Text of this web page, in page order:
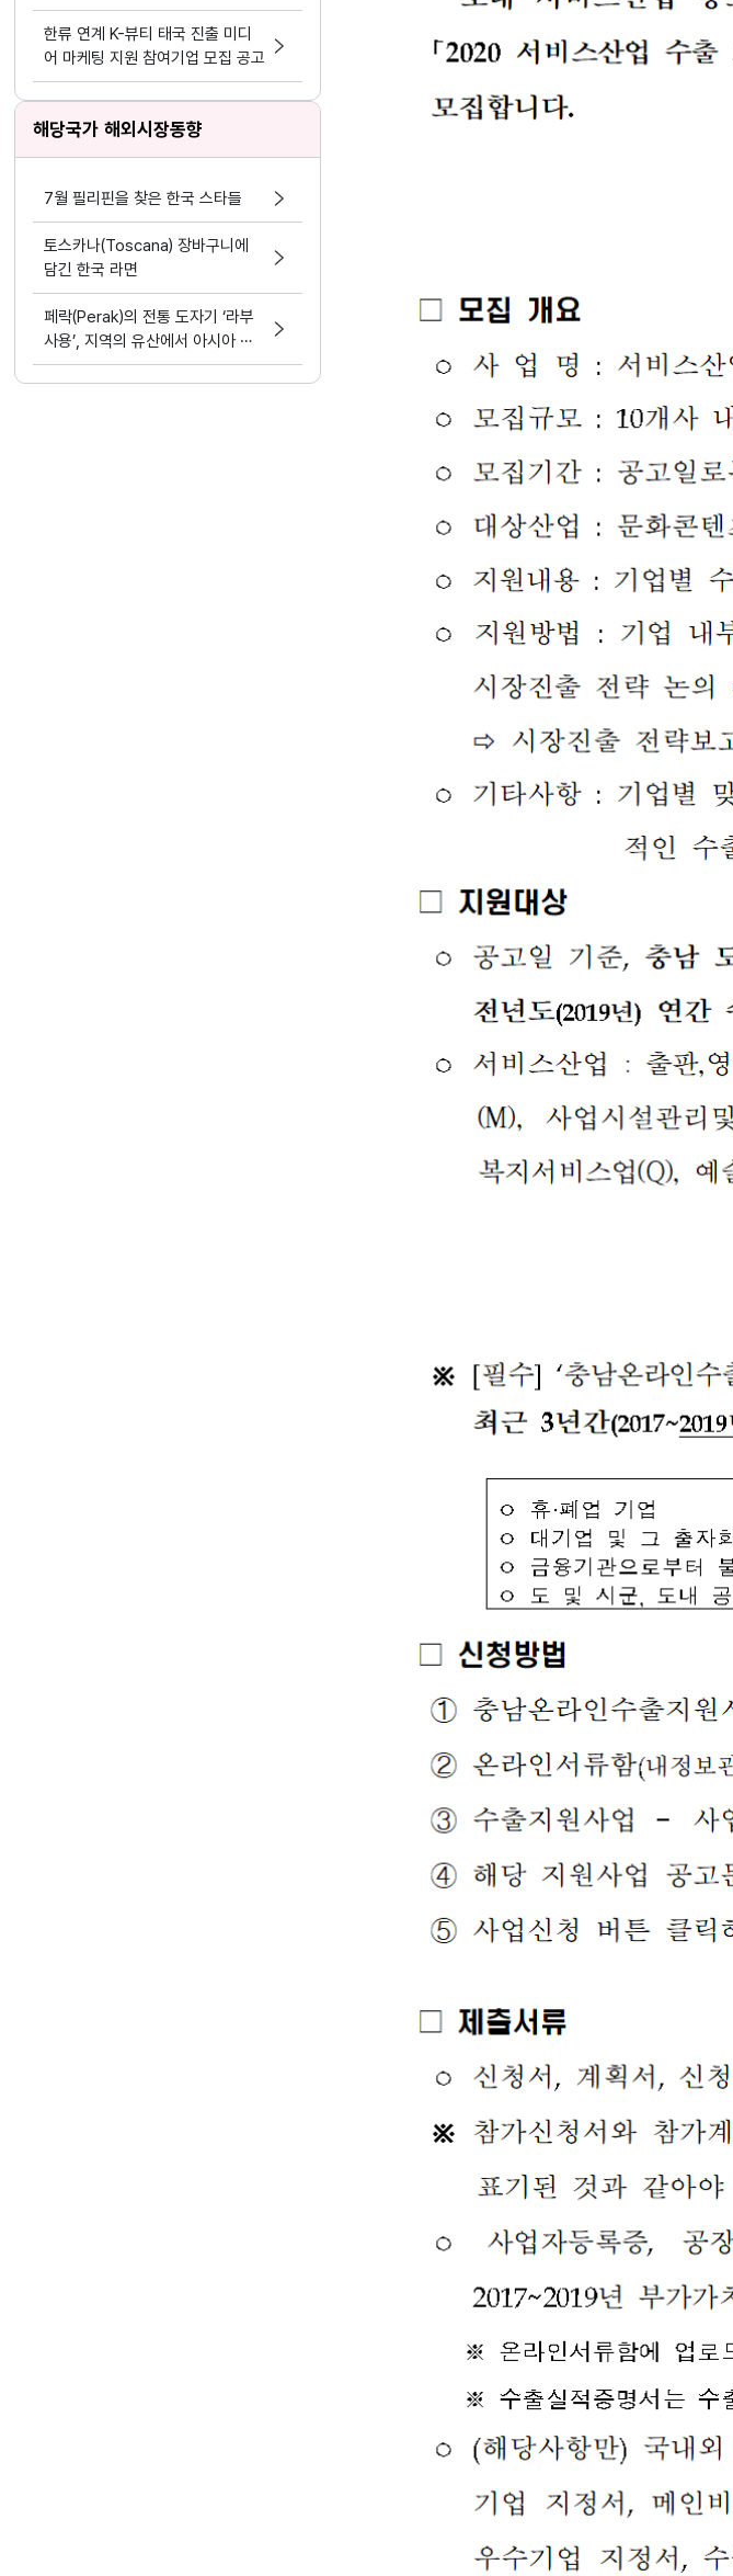
고
한류 연계 K-뷰티 태국 진출 미디
어 마케팅 지원 참여기업 모집 공고
해당국가 해외시장동향
7월 필리핀을 찾은 한국 스타들
토스카나(Toscana) 장바구니에
담긴 한국 라면
페락(Perak)의 전통 도자기 ‘라부
사용’, 지역의 유산에서 아시아 문
화 교류의 가능성으로